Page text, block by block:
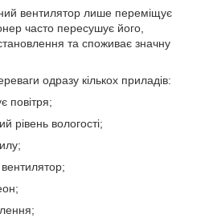
вентилятор лише переміщує
часто пересушує його,
та споживає значну
одразу кількох приладів:
повітря;
рівень вологості;